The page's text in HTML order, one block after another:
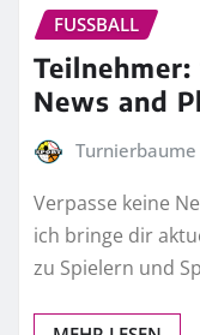
FUSSBALL
News and
Turnierbaume
Verpasse keine
ich bringe dir
zu Spielern und